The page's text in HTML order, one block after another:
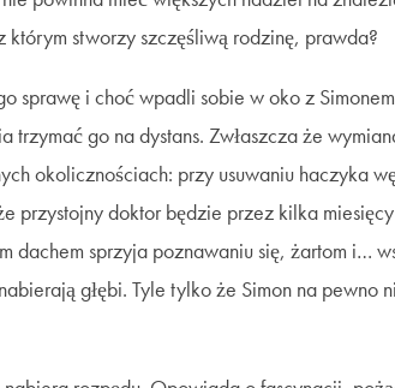
stworzy szczęśliwą rodzinę, prawda?
sprawę i choć wpadli sobie w oko z
trzymać go na dystans. Zwłaszcza że
okolicznościach: przy usuwaniu haczyka
przystojny doktor będzie przez kilka
dachem sprzyja poznawaniu się, żartom i…
głębi. Tyle tylko że Simon na pewno